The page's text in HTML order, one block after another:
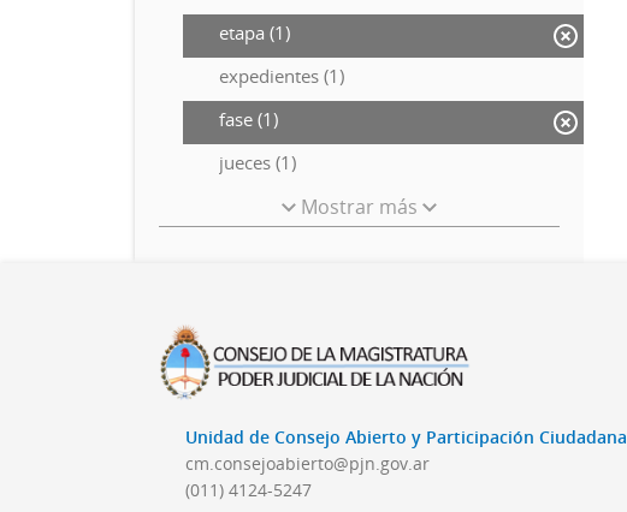
etapa (1)
expedientes (1)
fase (1)
jueces (1)
Mostrar más
Unidad de Consejo Abierto y Participación Ciudadana
cm.consejoabierto@pjn.gov.ar
(011) 4124-5247